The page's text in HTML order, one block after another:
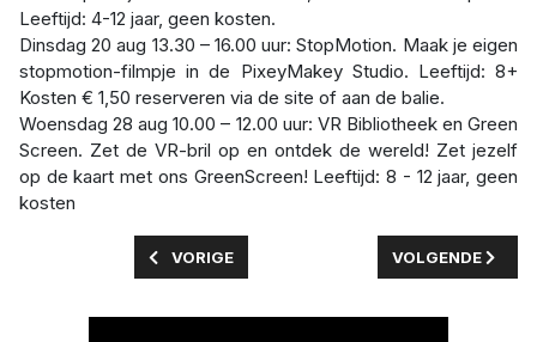
Leeftijd: 4-12 jaar, geen kosten.
Dinsdag 20 aug 13.30 – 16.00 uur: StopMotion. Maak je eigen
stopmotion-filmpje in de PixeyMakey Studio. Leeftijd: 8+
Kosten € 1,50 reserveren via de site of aan de balie.
Woensdag 28 aug 10.00 – 12.00 uur: VR Bibliotheek en Green
Screen. Zet de VR-bril op en ontdek de wereld! Zet jezelf
op de kaart met ons GreenScreen! Leeftijd: 8 - 12 jaar, geen
kosten
VORIG ARTIKEL: OPDREEF WAS WEER
VORIGE VOLGENDE
VOLGENDE